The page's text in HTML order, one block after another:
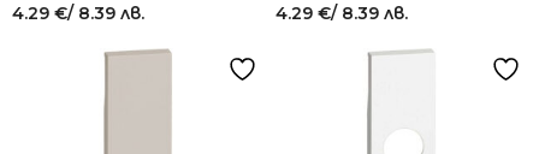
4.29 €/ 8.39 лв. 4.29 €/ 8.39 лв.